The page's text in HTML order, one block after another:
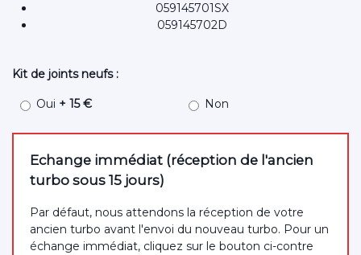
059145701SX
059145702D
Kit de joints neufs :
Oui + 15 € Non
Echange immédiat (réception de l'ancien
turbo sous 15 jours)
Par défaut, nous attendons la réception de votre
ancien turbo avant l'envoi du nouveau turbo. Pour un
échange immédiat, cliquez sur le bouton ci-contre